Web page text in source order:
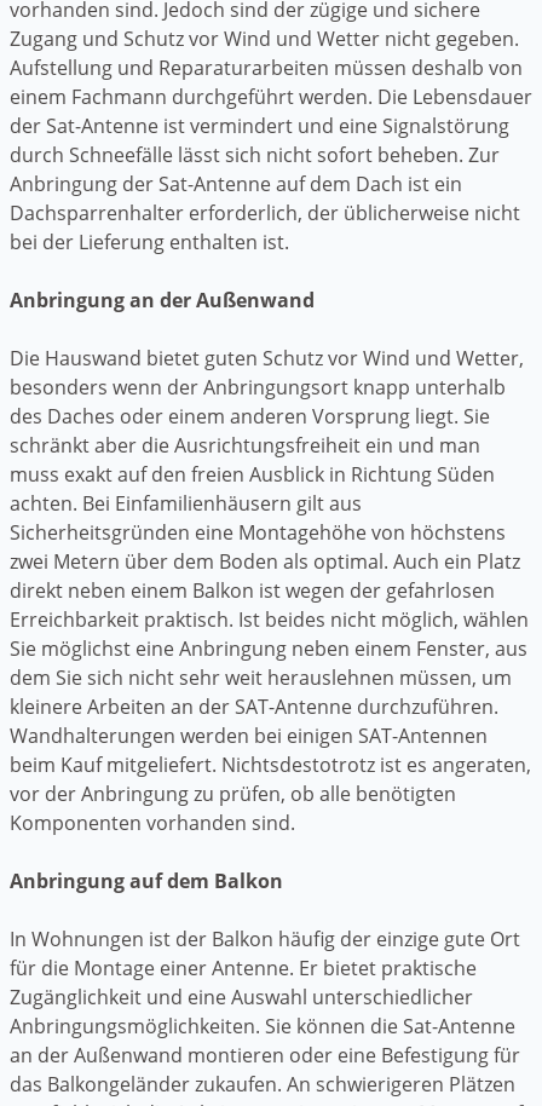
vorhanden sind. Jedoch sind der zügige und sichere
Zugang und Schutz vor Wind und Wetter nicht gegeben.
Aufstellung und Reparaturarbeiten müssen deshalb von
einem Fachmann durchgeführt werden. Die Lebensdauer
der Sat-Antenne ist vermindert und eine Signalstörung
durch Schneefälle lässt sich nicht sofort beheben. Zur
Anbringung der Sat-Antenne auf dem Dach ist ein
Dachsparrenhalter erforderlich, der üblicherweise nicht
bei der Lieferung enthalten ist.
Anbringung an der Außenwand
Die Hauswand bietet guten Schutz vor Wind und Wetter,
besonders wenn der Anbringungsort knapp unterhalb
des Daches oder einem anderen Vorsprung liegt. Sie
schränkt aber die Ausrichtungsfreiheit ein und man
muss exakt auf den freien Ausblick in Richtung Süden
achten. Bei Einfamilienhäusern gilt aus
Sicherheitsgründen eine Montagehöhe von höchstens
zwei Metern über dem Boden als optimal. Auch ein Platz
direkt neben einem Balkon ist wegen der gefahrlosen
Erreichbarkeit praktisch. Ist beides nicht möglich, wählen
Sie möglichst eine Anbringung neben einem Fenster, aus
dem Sie sich nicht sehr weit herauslehnen müssen, um
kleinere Arbeiten an der SAT-Antenne durchzuführen.
Wandhalterungen werden bei einigen SAT-Antennen
beim Kauf mitgeliefert. Nichtsdestotrotz ist es angeraten,
vor der Anbringung zu prüfen, ob alle benötigten
Komponenten vorhanden sind.
Anbringung auf dem Balkon
In Wohnungen ist der Balkon häufig der einzige gute Ort
für die Montage einer Antenne. Er bietet praktische
Zugänglichkeit und eine Auswahl unterschiedlicher
Anbringungsmöglichkeiten. Sie können die Sat-Antenne
an der Außenwand montieren oder eine Befestigung für
das Balkongeländer zukaufen. An schwierigeren Plätzen